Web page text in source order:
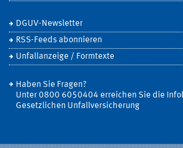
DGUV-Newsletter
RSS-Feeds abonnieren
Unfallanzeige / Formtexte
Haben Sie Fragen?
Unter 0800 6050404 erreichen Sie die
Gesetzlichen Unfallversicherung